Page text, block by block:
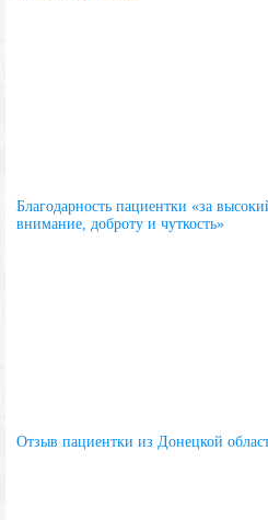
Благодарность пациентки «за
внимание, доброту и чуткость»
Отзыв пациентки из Донецкой